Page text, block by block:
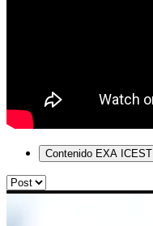
Contenido EXA ICEST